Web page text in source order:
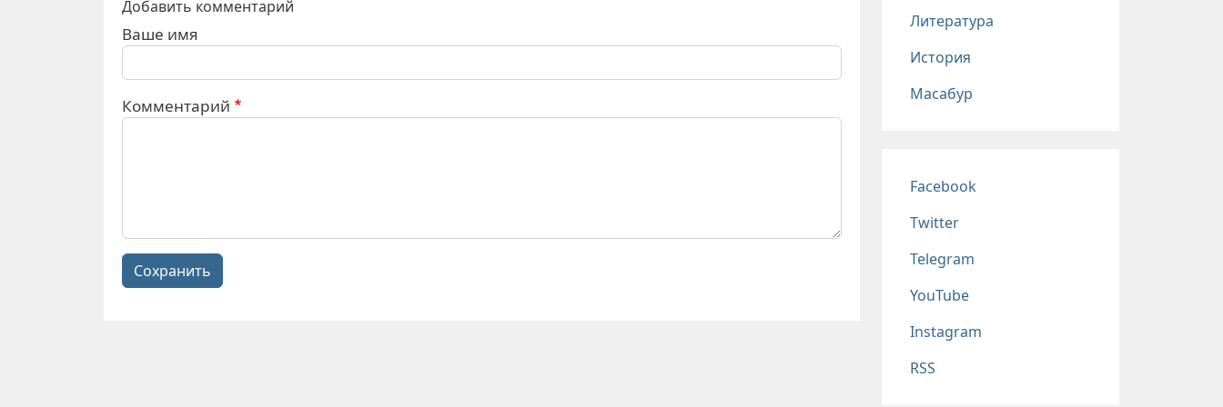
Добавить комментарий
Ваше имя
Комментарий
Сохранить
Литература
История
Масабур
Соц сети
Facebook
Twitter
Telegram
YouTube
Instagram
RSS